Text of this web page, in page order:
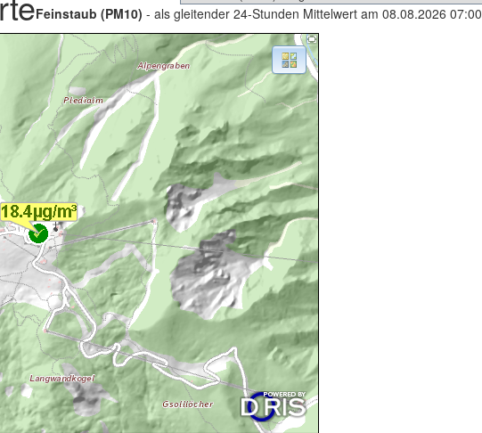
Feinstaub (PM10) - als gleitender 24-Stunden Mittelwert am 08.08.2026 07:00